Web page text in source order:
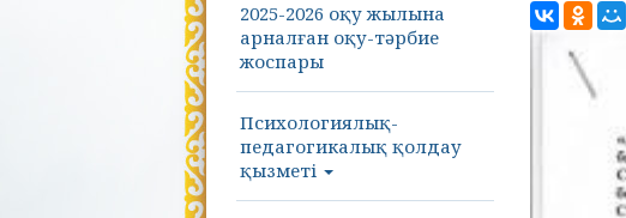
2025-2026 оқу жылына
арналған оқу-тәрбие
жоспары
Психологиялық-
педагогикалық қолдау
қызметі